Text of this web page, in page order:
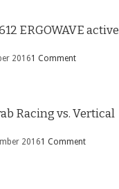
ERGOWAVE active
20161 Comment
Racing vs. Vertical
20161 Comment